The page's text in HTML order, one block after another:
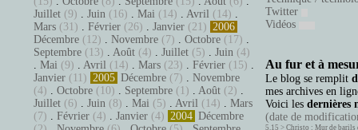
Juillet (9) . Juin (16) . Mai (14) . Avril (14) .
Mars (31) . Février (26) . Janvier (21) 2006
Décembre (12) . Novembre (7) . Octobre (17) .
Septembre (13) . Août (4) . Juillet (5) . Juin (4)
. Mai (9) . Avril (14) . Mars (23) . Février (15) .
Janvier (11) 2005 Décembre (7) . Novembre
(4) . Octobre (10) . Septembre (1) . Août (2) .
Juillet (6) . Juin (8) . Mai (5) . Avril (14) . Mars
(7) . Février (4) . Janvier (4) 2004 Décembre
Twitter
Vidéos
Au fur et à
Le blog se remplit
mes archives en
Voici les dernières
(date de
5.15 > Christo : Mur de barils